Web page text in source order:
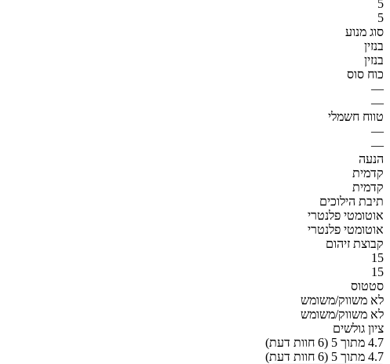
5
5
סוג מנוע
בנזין
בנזין
כוח סוס
—
—
טווח חשמלי
—
—
הנעה
קדמית
קדמית
תיבת הילוכים
אוטומטי פלנטרי
אוטומטי פלנטרי
קבוצת זיהום
15
15
סטטוס
לא משווק/משומש
לא משווק/משומש
ציון גולשים
4.7 מתוך 5 (6 חוות דעת)
4.7 מתוך 5 (6 חוות דעת)